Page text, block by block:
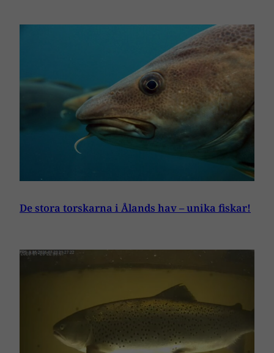
De stora torskarna i Ålands hav – unika fiskar!